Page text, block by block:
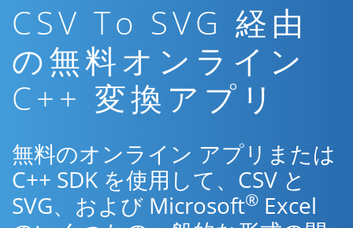
CSV To SVG 経由
の無料オンライン
C++ 変換アプリ
無料のオンライン アプリまたは
C++ SDK を使用して、CSV と
SVG、および Microsoft® Excel